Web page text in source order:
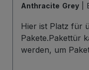
Anthracite Grey
Hintertür | Tiefe
cm Außenmaß
2024):Tür:
Hier ist Platz für
Pakete.Pakettür
werden, um